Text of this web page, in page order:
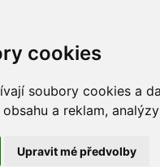
cookies
soubory cookies a
a reklam,
Upravit mé předvolby